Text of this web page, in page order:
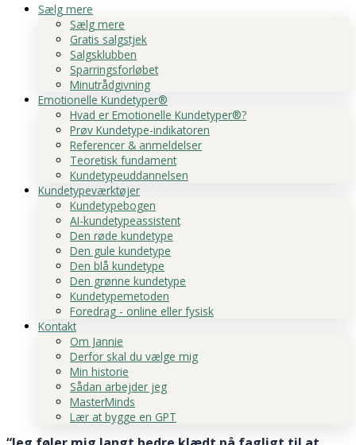
Sælg mere
Sælg mere
Gratis salgstjek
Salgsklubben
Sparringsforløbet
Minutrådgivning
Emotionelle Kundetyper®
Hvad er Emotionelle Kundetyper®?
Prøv Kundetype-indikatoren
Referencer & anmeldelser
Teoretisk fundament
Kundetypeuddannelsen
Kundetypeværktøjer
Kundetypebogen
AI-kundetypeassistent
Den røde kundetype
Den gule kundetype
Den blå kundetype
Den grønne kundetype
Kundetypemetoden
Foredrag - online eller fysisk
Kontakt
Om Jannie
Derfor skal du vælge mig
Min historie
Sådan arbejder jeg
MasterMinds
Lær at bygge en GPT